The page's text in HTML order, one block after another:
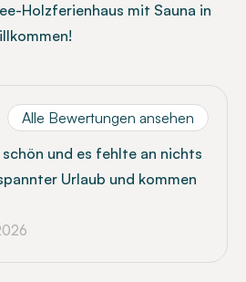
Holzferienhaus mit Sauna in
Alle Bewertungen ansehen
schön und es fehlte an nichts
Urlaub und kommen